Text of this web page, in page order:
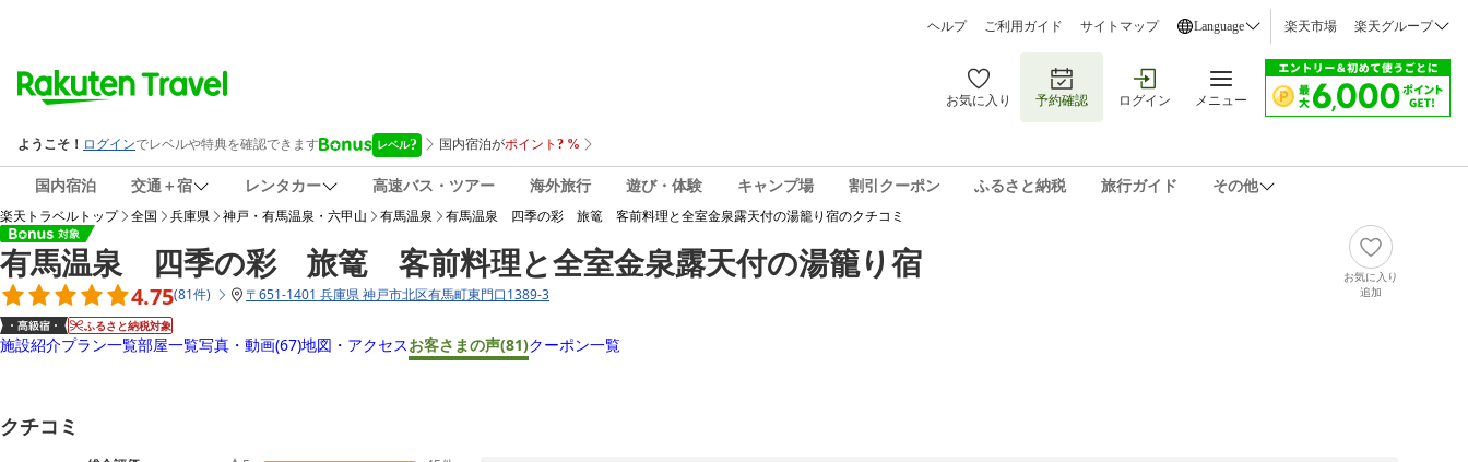
ヘルプ ご利用ガイド サイトマップ Language 楽天市場 楽天グループ
お気に入り 予約確認 ログイン メニュー
国内宿泊 交通＋宿 レンタカー 高速バス・ツアー 海外旅行 遊び・体験 キャンプ場 割引クーポン ふるさと納税 旅行ガイド その他
楽天トラベルトップ 全国 兵庫県 神戸・有馬温泉・六甲山 有馬温泉 有馬温泉 四季の彩 旅篭 客前料理と全室金泉露天付の湯籠り宿のクチコミ
有馬温泉 四季の彩 旅篭 客前料理と全室金泉露天付の湯籠り宿
4.75(81件) 〒651-1401 兵庫県 神戸市北区有馬町東門口1389-3
ふるさと納税対象
お気に入り
追加
施設紹介プラン一覧部屋一覧写真・動画(67)地図・アクセスお客さまの声(81)クーポン一覧
クチコミ